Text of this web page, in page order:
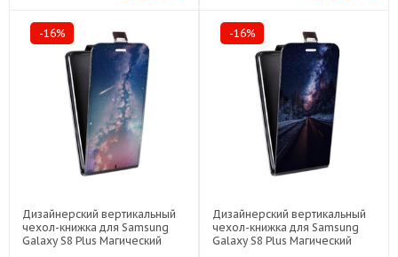
-16%
Дизайнерский вертикальный
чехол-книжка для Samsung
Galaxy S8 Plus Магический
-16%
Дизайнерский вертикальный
чехол-книжка для Samsung
Galaxy S8 Plus Магический